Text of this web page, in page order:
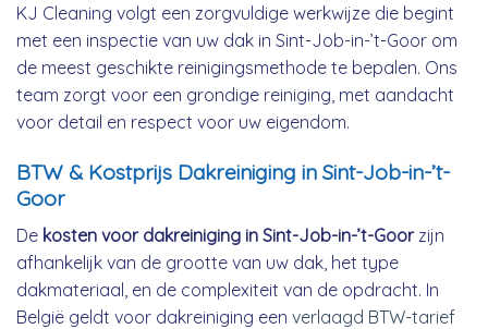
KJ Cleaning volgt een zorgvuldige werkwijze die begint
met een inspectie van uw dak in Sint-Job-in-’t-Goor om
de meest geschikte reinigingsmethode te bepalen. Ons
team zorgt voor een grondige reiniging, met aandacht
voor detail en respect voor uw eigendom.
BTW & Kostprijs Dakreiniging in Sint-Job-in-’t-
Goor
De kosten voor dakreiniging in Sint-Job-in-’t-Goorzijn
afhankelijk van de grootte van uw dak, het type
dakmateriaal, en de complexiteit van de opdracht. In
België geldt voor dakreiniging een verlaagd BTW-tarief